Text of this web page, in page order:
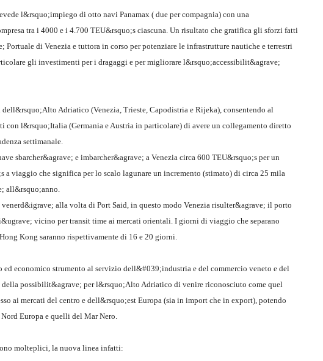
l&rsquo;impiego di otto navi Panamax ( due per compagnia) con una
tra i 4000 e i 4.700 TEU&rsquo;s ciascuna. Un risultato che gratifica gli sforzi fatti
di Venezia e tuttora in corso per potenziare le infrastrutture nautiche e terrestri
gli investimenti per i dragaggi e per migliorare l&rsquo;accessibilit&agrave;
Adriatico (Venezia, Trieste, Capodistria e Rijeka), consentendo al
con l&rsquo;Italia (Germania e Austria in particolare) di avere un collegamento diretto
settimanale.
sbarcher&agrave; e imbarcher&agrave; a Venezia circa 600 TEU&rsquo;s per un
a viaggio che significa per lo scalo lagunare un incremento (stimato) di circa 25 mila
all&rsquo;anno.
alla volta di Port Said, in questo modo Venezia risulter&agrave; il porto
vicino per transit time ai mercati orientali. I giorni di viaggio che separano
Kong saranno rispettivamente di 16 e 20 giorni.
economico strumento al servizio dell&#039;industria e del commercio veneto e del
della possibilit&agrave; per l&rsquo;Alto Adriatico di venire riconosciuto come quel
ai mercati del centro e dell&rsquo;est Europa (sia in import che in export), potendo
Europa e quelli del Mar Nero.
molteplici, la nuova linea infatti: